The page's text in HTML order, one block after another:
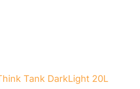
Tank DarkLight 20L